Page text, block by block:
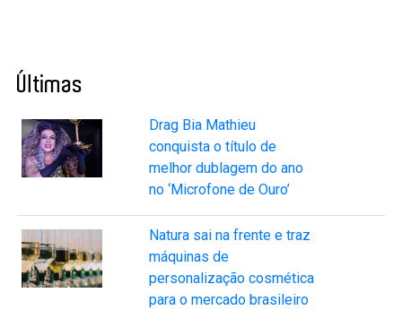
Últimas
Drag Bia Mathieu
conquista o título de
melhor dublagem do ano
no ‘Microfone de Ouro’
Natura sai na frente e traz
máquinas de
personalização cosmética
para o mercado brasileiro